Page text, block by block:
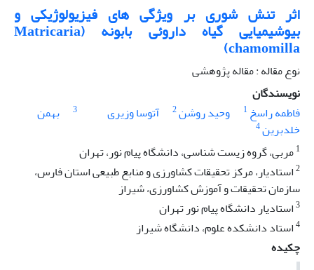
اثر تنش شوری بر ویژگی های فیزیولوژیکی و
بیوشیمیایی گیاه داروئی بابونه (Matricaria
chamomilla)
نوع مقاله : مقاله پژوهشی
نویسندگان
فاطمه راسخ 1 وحید روشن2 آتوسا وزیری 3
بهمن
خلدبرین4
1مربی، گروه زیست شناسی، دانشگاه پیام نور، تهران
2استادیار، مرکز تحقیقات کشاورزی و منابع طبیعی استان فارس،
سازمان تحقیقات و آموزش کشاورزی، شیراز
3استادیار دانشگاه پیام نور تهران
4استاد دانشکده علوم، دانشگاه شیراز
چکیده